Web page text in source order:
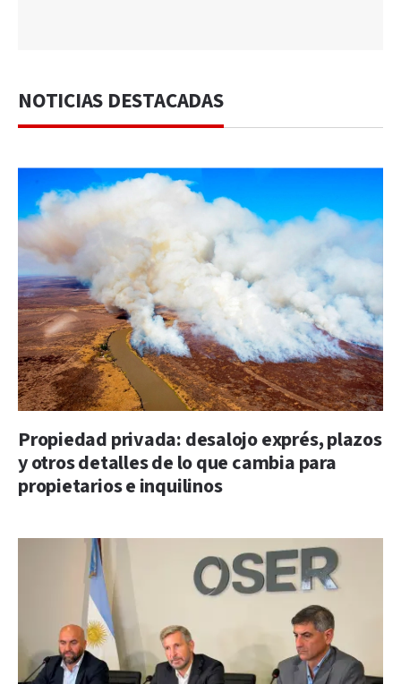
NOTICIAS DESTACADAS
Propiedad privada: desalojo exprés, plazos
y otros detalles de lo que cambia para
propietarios e inquilinos